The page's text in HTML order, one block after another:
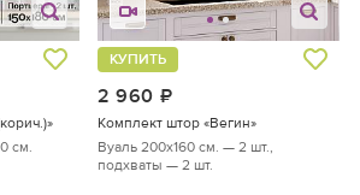
см.
2 960
КУПИТЬ
Комплект штор «Вегин»
Вуаль 200х160 см. — 2 шт.,
подхваты — 2 шт.